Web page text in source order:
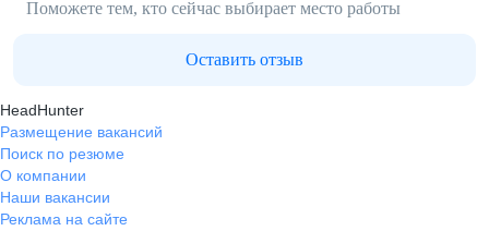
Поможете тем, кто сейчас выбирает место работы
Оставить отзыв
HeadHunter
Размещение вакансий
Поиск по резюме
О компании
Наши вакансии
Реклама на сайте